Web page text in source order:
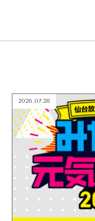
2026.07.28